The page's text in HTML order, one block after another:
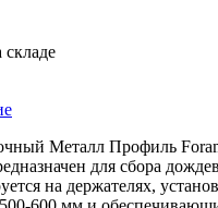
складе
Металл Профиль
для сбора
на держателях,